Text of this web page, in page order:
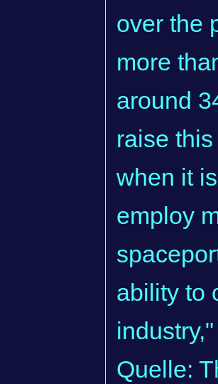
over the
more
around
raise
when it
employ
ability to
Quelle: